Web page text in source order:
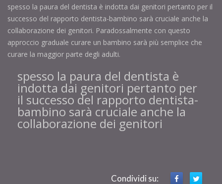
spesso la paura del dentista è indotta dai genitori pertanto per il
successo del rapporto dentista-bambino sarà cruciale anche la
collaborazione dei genitori. Paradossalmente con questo
approccio graduale curare un bambino sarà più semplice che
curare la maggior parte degli adulti.
spesso la paura del dentista è
indotta dai genitori pertanto per
il successo del rapporto dentista-
bambino sarà cruciale anche la
collaborazione dei genitori
Condividi su: